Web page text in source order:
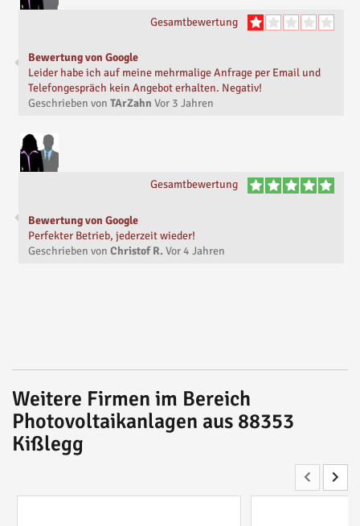
Gesamtbewertung
Bewertung von Google
Leider habe ich auf meine mehrmalige Anfrage per Email und
Telefongespräch kein Angebot erhalten. Negativ!
Geschrieben von TArZahn Vor 3 Jahren
Gesamtbewertung
Bewertung von Google
Perfekter Betrieb, jederzeit wieder!
Geschrieben von Christof R. Vor4 Jahren
Weitere Firmen im Bereich
Photovoltaikanlagen aus 88353
Kißlegg